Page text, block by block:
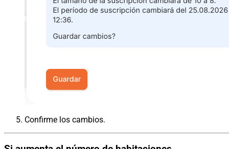
Confirme los cambios.